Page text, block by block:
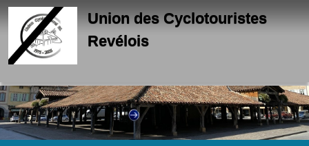
Union des Cyclotouristes
Revélois
Panneau de gestion des cookies